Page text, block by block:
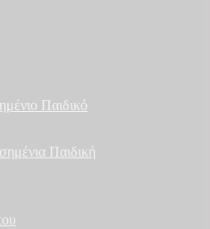
Παιδικό
Παιδική